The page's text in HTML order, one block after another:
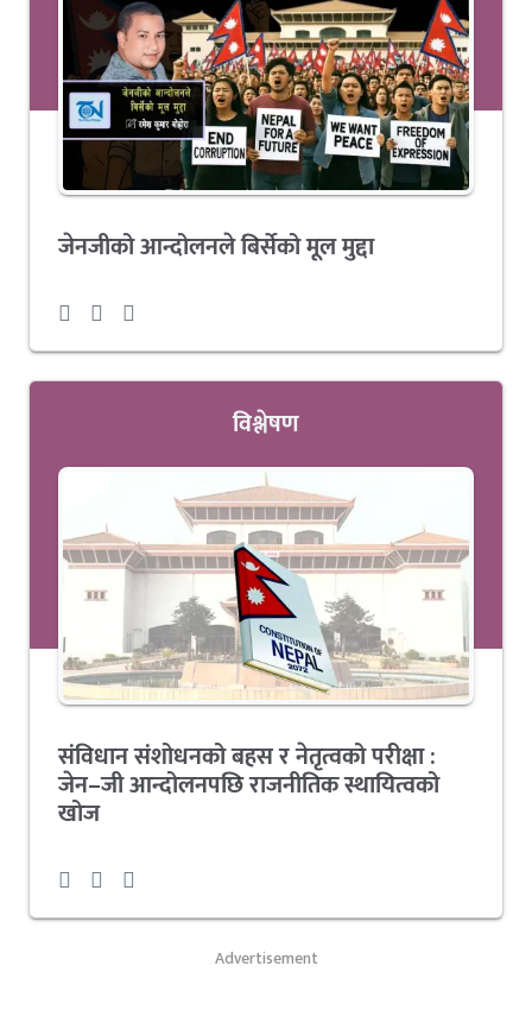
जेनजीको आन्दोलनले बिर्सेको मूल मुद्दा
विश्लेषण
संविधान संशोधनको बहस र नेतृत्वको परीक्षा :
जेन–जी आन्दोलनपछि राजनीतिक स्थायित्वको
खोज
Advertisement